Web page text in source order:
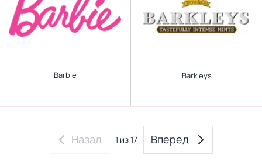
Barbie Barkleys
Назад 1 из 17 Вперед